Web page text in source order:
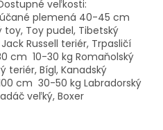
veľkosti:
plemená 40-45 cm
toy, Toy pudel, Tibetský
Russell teriér, Trpasličí
cm 10-30 kg Romaňolský
teriér, Bígl, Kanadský
cm 30-50 kg Labradorský
veľký, Boxer